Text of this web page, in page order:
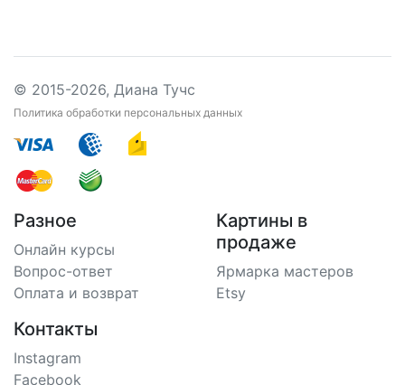
© 2015-2026, Диана Тучс
Политика обработки персональных данных
Разное
Онлайн курсы
Вопрос-ответ
Оплата и возврат
Картины в
продаже
Ярмарка мастеров
Etsy
Контакты
Instagram
Facebook